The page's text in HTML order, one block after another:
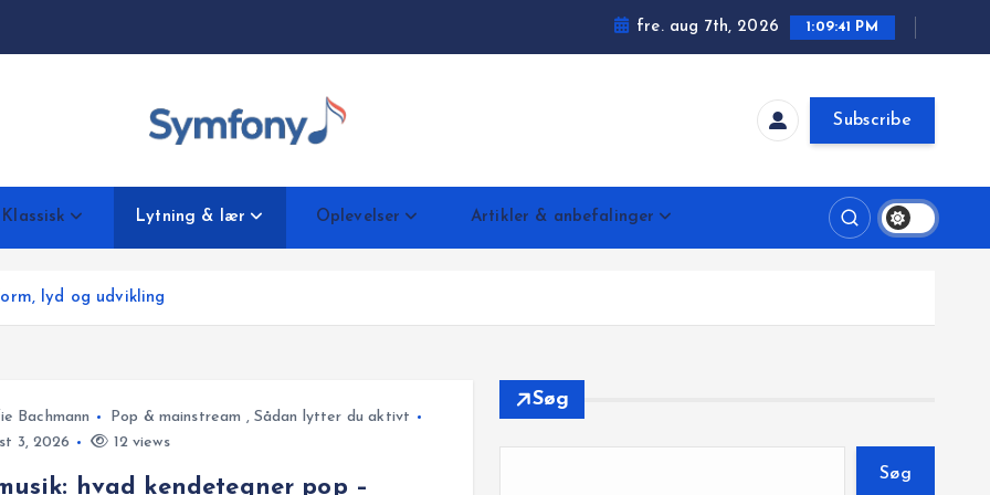
fre. aug 7th, 2026 1:09:43 PM
Subscribe
Klassisk Lytning & lær Oplevelser Artikler & anbefalinger
lyd og udvikling
Bachmann Pop & mainstream , Sådan lytter du aktivt
3, 2026
12 views
hvad kendetegner pop –
Søg
Søg